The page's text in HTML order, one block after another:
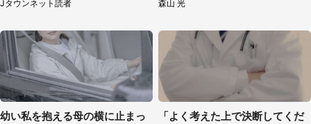
性）
Jタウンネット読者 森山 光
幼い私を抱える母の横に止まっ
「よく考えた上で決断してくだ